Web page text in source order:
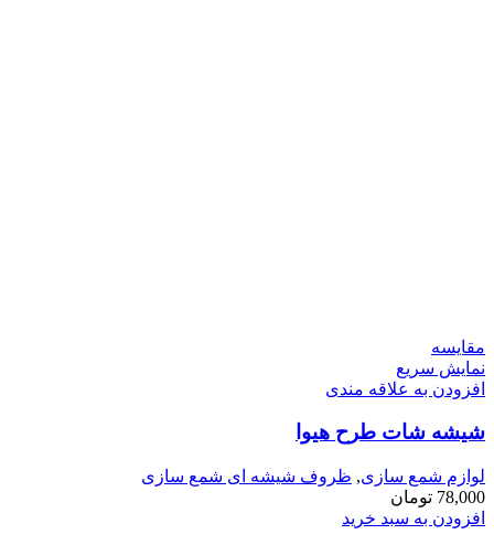
مقايسه
نمایش سریع
افزودن به علاقه مندی
شیشه شات طرح هیوا
لوازم شمع سازی, ظروف شیشه ای شمع سازی
78,000 تومان
افزودن به سبد خرید